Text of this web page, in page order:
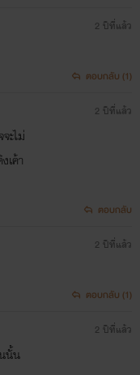
2 ปีที่แล้ว
ตอบกลับ (1)
ะไม่
เค้า
2 ปีที่แล้ว
ตอบกลับ
2 ปีที่แล้ว
ตอบกลับ (1)
นั้น
2 ปีที่แล้ว